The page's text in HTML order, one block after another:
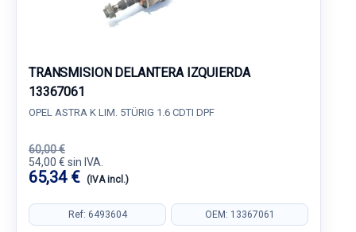
TRANSMISION DELANTERA IZQUIERDA
13367061
OPEL ASTRA K LIM. 5TÜRIG 1.6 CDTI DPF
60,00 €
54,00 € sin IVA.
65,34 € (IVA incl.)
Ref: 6493604 OEM: 13367061